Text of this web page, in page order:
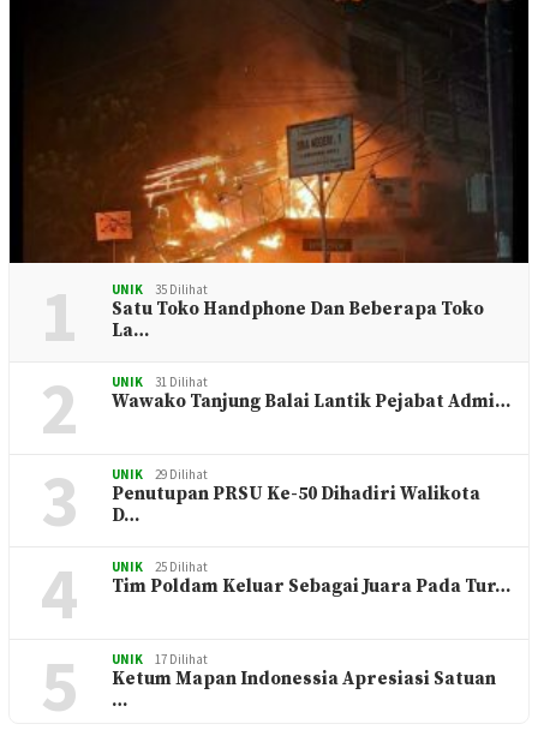
1 UNIK 35 Dilihat
Satu Toko Handphone Dan Beberapa Toko
La…
2 UNIK 31 Dilihat
Wawako Tanjung Balai Lantik Pejabat Admi…
3 UNIK 29 Dilihat
Penutupan PRSU Ke-50 Dihadiri Walikota
D…
4 UNIK 25 Dilihat
Tim Poldam Keluar Sebagai Juara Pada Tur…
5 UNIK 17 Dilihat
Ketum Mapan Indonessia Apresiasi Satuan
…